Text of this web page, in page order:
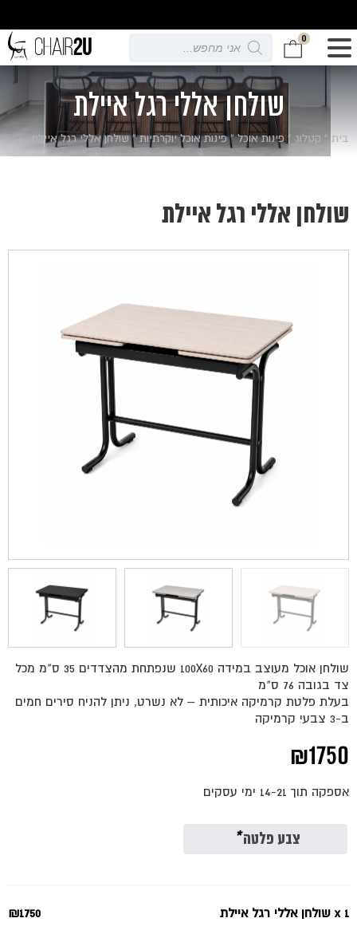
0
Products
search
שולחן אללי רגל איילת
בית » קטלוג » פינות אוכל»פינות אוכל יוקרתיות»שולחן אללי רגל איילת
שולחן אוכל מעוצב במידה 100X60 שנפתחת מהצדדים 35 ס"מ מכל
צד בגובה 76 ס"מ
בעלת פלטת קרמיקה איכותית – לא נשרט, ניתן להניח סירים חמים
ב-3 צבעי קרמיקה
₪1750
אספקה תוך 14-21 ימי עסקים
צבע פלטה*
x 1שולחן אללי רגל איילת ₪1750
שולחן אללי רגל איילת